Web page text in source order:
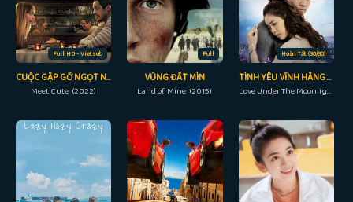
Full HD - Vietsub
CUỘC GẶP GỠ NGỌT NGÀO
Meet Cute (2022)
Full
VÙNG ĐẤT MÌN
Land of Mine (2015)
Hoàn Tất (30/30)
TÌNH YÊU VĨNH HẰNG CÙNG VẦNG TRĂNG
Love Under The Moonlight (2021)